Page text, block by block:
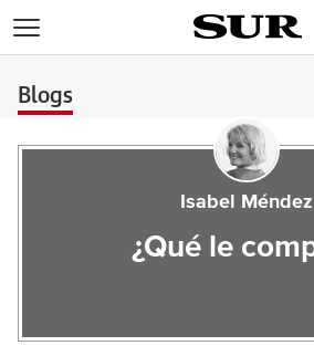
Blogs
Isabel Méndez
¿Qué le